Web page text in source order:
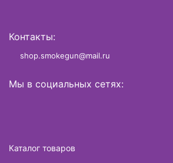
Контакты:
shop.smokegun@mail.ru
Мы в социальных сетях:
Каталог товаров